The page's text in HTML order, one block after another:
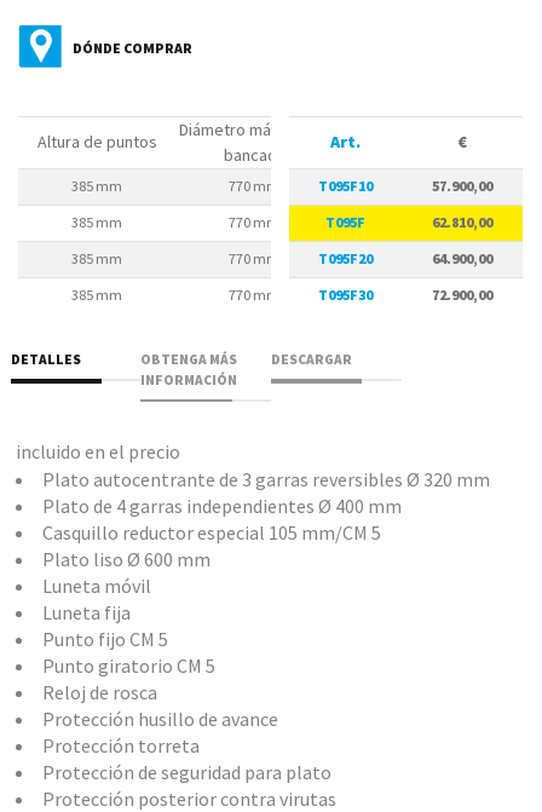
DÓNDE COMPRAR
Altura de puntos
Diámetro máx. sobre
bancada
385 mm 770 mm 575 mm
385 mm
770 mm 575 mm
385 mm
770 mm 575 mm
385 mm
770 mm 575 mm
Art. €
T095F10
57.900,00
T095F
62.810,00
T095F20
64.900,00
T095F30
72.900,00
DETALLES
OBTENGA MÁS
INFORMACIÓN
DESCARGAR
incluido en el precio
Plato autocentrante de 3 garras reversibles Ø 320 mm
Plato de 4 garras independientes Ø 400 mm
Casquillo reductor especial 105 mm/CM 5
Plato liso Ø 600 mm
Luneta móvil
Luneta fija
Punto fijo CM 5
Punto giratorio CM 5
Reloj de rosca
Protección husillo de avance
Protección torreta
Protección de seguridad para plato
Protección posterior contra virutas